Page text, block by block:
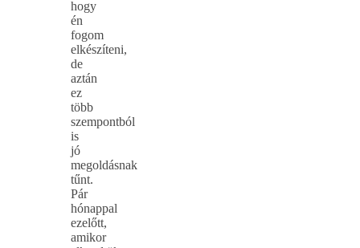
hogy
én
fogom
elkészíteni,
de
aztán
ez
több
szempontból
is
jó
megoldásnak
tűnt.
Pár
hónappal
ezelőtt,
amikor